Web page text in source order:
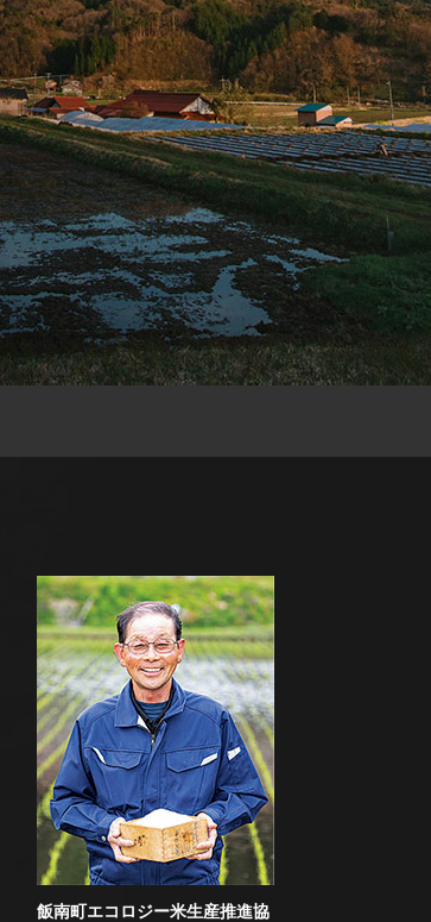
飯南町エコロジー米生産推進協